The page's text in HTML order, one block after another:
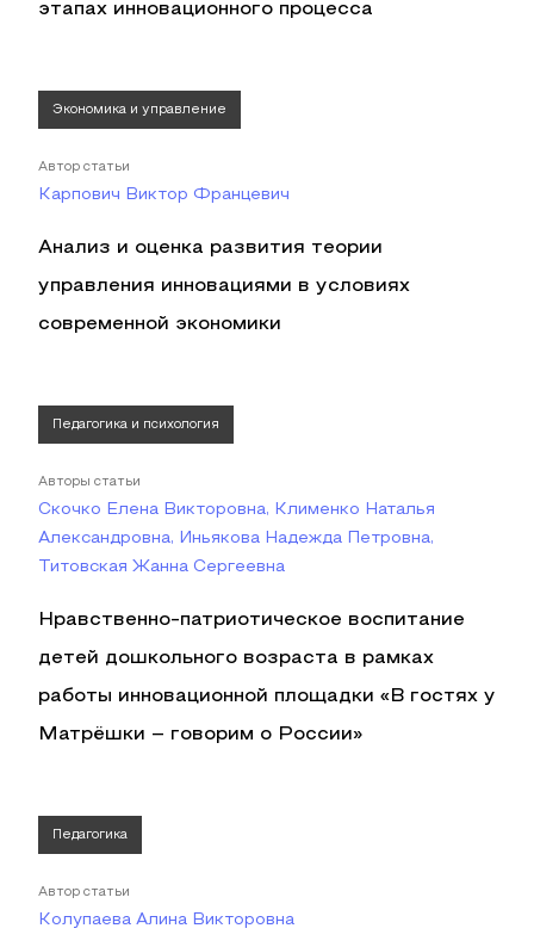
этапах инновационного процесса
Экономика и управление
Автор статьи
Карпович Виктор Францевич
Анализ и оценка развития теории
управления инновациями в условиях
современной экономики
Педагогика и психология
Авторы статьи
Скочко Елена Викторовна, Клименко Наталья
Александровна, Иньякова Надежда Петровна,
Титовская Жанна Сергеевна
Нравственно-патриотическое воспитание
детей дошкольного возраста в рамках
работы инновационной площадки «В гостях у
Матрёшки – говорим о России»
Педагогика
Автор статьи
Колупаева Алина Викторовна